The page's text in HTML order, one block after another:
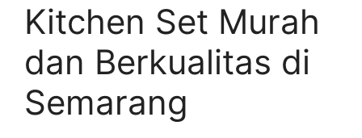
Kitchen Set Murah
dan Berkualitas di
Semarang